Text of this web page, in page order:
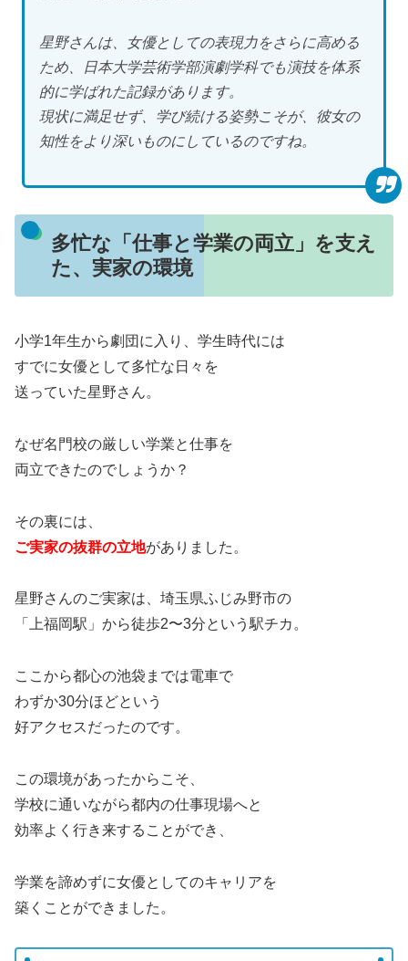
星野さんは、女優としての表現力をさらに高める
ため、日本大学芸術学部演劇学科でも演技を体系
的に学ばれた記録があります。
現状に満足せず、学び続ける姿勢こそが、彼女の
知性をより深いものにしているのですね。
多忙な「仕事と学業の両立」を支え
た、実家の環境
小学1年生から劇団に入り、学生時代には
すでに女優として多忙な日々を
送っていた星野さん。
なぜ名門校の厳しい学業と仕事を
両立できたのでしょうか？
その裏には、
ご実家の抜群の立地がありました。
星野さんのご実家は、埼玉県ふじみ野市の
「上福岡駅」から徒歩2〜3分という駅チカ。
ここから都心の池袋までは電車で
わずか30分ほどという
好アクセスだったのです。
この環境があったからこそ、
学校に通いながら都内の仕事現場へと
効率よく行き来することができ、
学業を諦めずに女優としてのキャリアを
築くことができました。